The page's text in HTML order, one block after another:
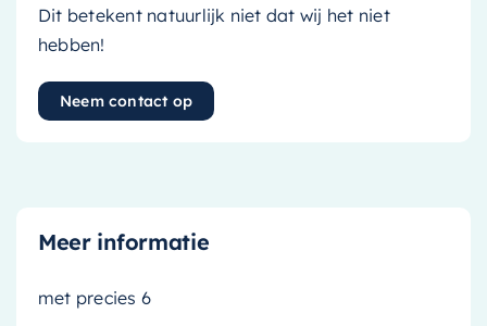
Dit betekent natuurlijk niet dat wij het niet
hebben!
Neem contact op
Meer informatie
met precies 6